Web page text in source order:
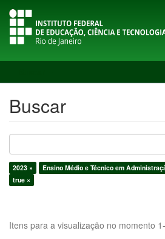
Buscar
2023 × Ensino Médio e Técnico em
true ×
Itens para a visualização no momento